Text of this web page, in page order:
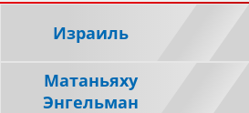
Израиль
Матаньяху
Энгельман